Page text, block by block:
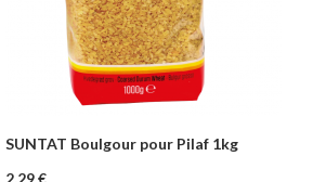
SUNTAT Boulgour pour Pilaf 1kg
Prix
2,29 €
– + Ajouter au panier